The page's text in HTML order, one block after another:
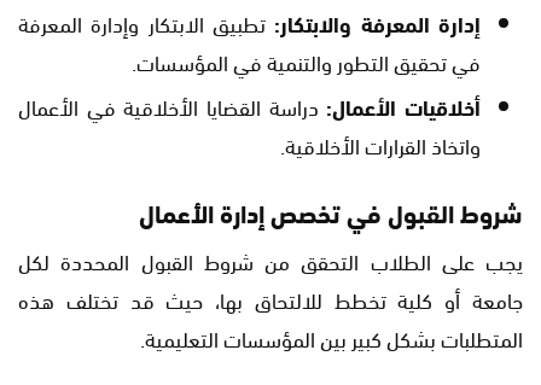
إدارة المعرفة والابتكار: تطبيق الابتكار وإدارة المعرفة
في تحقيق التطور والتنمية في المؤسسات.
أخلاقيات الأعمال: دراسة القضايا الأخلاقية في الأعمال
واتخاذ القرارات الأخلاقية.
شروط القبول في تخصص إدارة الأعمال
يجب على الطلاب التحقق من شروط القبول المحددة لكل
جامعة أو كلية تخطط للالتحاق بها، حيث قد تختلف هذه
المتطلبات بشكل كبير بين المؤسسات التعليمية.